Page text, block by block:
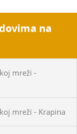
na
mreži -
mreži - Krapina